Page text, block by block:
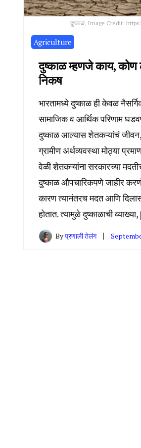
दुष्काळ, Image Credit:
Agriculture
दुष्काळ म्हणजे काय, कोण
निकष
भारतामध्ये दुष्काळ ही केवळ
सामाजिक व आर्थिक परिणाम
दुष्काळ आल्यास शेतकऱ्यांचं जीवन,
ग्रामीण अर्थव्यवस्था मोठ्या
वेळी शेतकऱ्यांना सरकारच्या
दुष्काळ औपचारिकपणे जाहीर
कारण त्यानंतरच मदत आणि
होतात. त्यामुळे दुष्काळाची
Byप्रणाली तेलंग